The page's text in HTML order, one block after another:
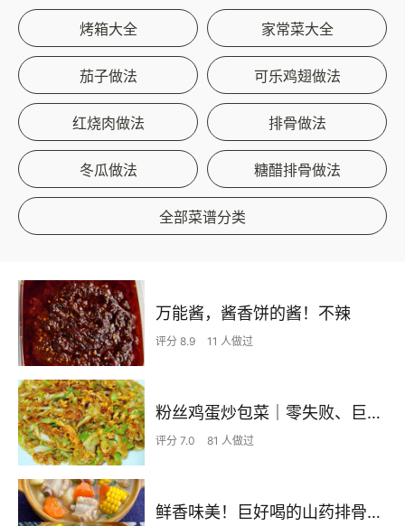
烤箱大全 家常菜大全
茄子做法 可乐鸡翅做法
红烧肉做法 排骨做法
冬瓜做法 糖醋排骨做法
全部菜谱分类
万能酱，酱香饼的酱！不辣
评分 8.9 11 人做过
粉丝鸡蛋炒包菜｜零失败、巨下饭
评分 7.0 81 人做过
鲜香味美！巨好喝的山药排骨汤！！